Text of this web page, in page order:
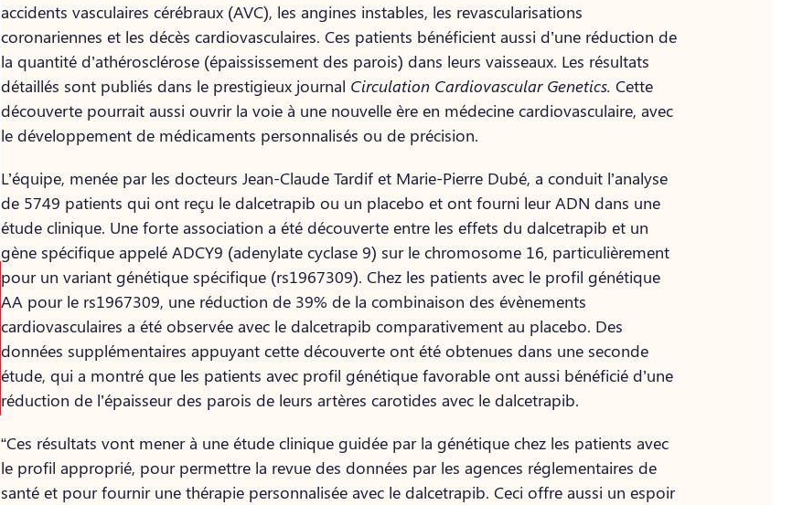
accidents vasculaires cérébraux (AVC), les angines instables, les revascularisations
coronariennes et les décès cardiovasculaires. Ces patients bénéficient aussi d’une réduction de
la quantité d’athérosclérose (épaississement des parois) dans leurs vaisseaux. Les résultats
détaillés sont publiés dans le prestigieux journal Circulation Cardiovascular Genetics. Cette
découverte pourrait aussi ouvrir la voie à une nouvelle ère en médecine cardiovasculaire, avec
le développement de médicaments personnalisés ou de précision.
L’équipe, menée par les docteurs Jean-Claude Tardif et Marie-Pierre Dubé, a conduit l’analyse
de 5749 patients qui ont reçu le dalcetrapib ou un placebo et ont fourni leur ADN dans une
étude clinique. Une forte association a été découverte entre les effets du dalcetrapib et un
gène spécifique appelé ADCY9 (adenylate cyclase 9) sur le chromosome 16, particulièrement
pour un variant génétique spécifique (rs1967309). Chez les patients avec le profil génétique
AA pour le rs1967309, une réduction de 39% de la combinaison des évènements
cardiovasculaires a été observée avec le dalcetrapib comparativement au placebo. Des
données supplémentaires appuyant cette découverte ont été obtenues dans une seconde
étude, qui a montré que les patients avec profil génétique favorable ont aussi bénéficié d’une
réduction de l’épaisseur des parois de leurs artères carotides avec le dalcetrapib.
“Ces résultats vont mener à une étude clinique guidée par la génétique chez les patients avec
le profil approprié, pour permettre la revue des données par les agences réglementaires de
santé et pour fournir une thérapie personnalisée avec le dalcetrapib. Ceci offre aussi un espoir